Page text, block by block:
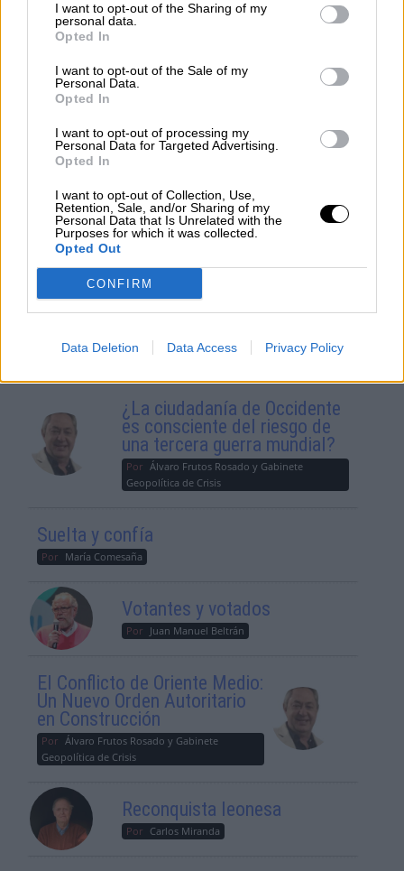
I want to opt-out of the Sharing of my
personal data.
Opted In
I want to opt-out of the Sale of my
Personal Data.
Opted In
I want to opt-out of processing my
Personal Data for Targeted Advertising.
Opted In
I want to opt-out of Collection, Use,
Retention, Sale, and/or Sharing of my
Personal Data that Is Unrelated with the
Purposes for which it was collected.
Opted Out
CONFIRM
Data Deletion Data Access Privacy Policy
Ayuso, en el punto de mira de la
Fiscalía Europea
OPINIONES DIVERSAS
¿La ciudadanía de Occidente
es consciente del riesgo de
una tercera guerra mundial?
Por Álvaro Frutos Rosado y Gabinete
Geopolítica de Crisis
Suelta y confía
Por María Comesaña
Votantes y votados
Por Juan Manuel Beltrán
El Conflicto de Oriente Medio:
Un Nuevo Orden Autoritario
en Construcción
Por Álvaro Frutos Rosado y Gabinete
Geopolítica de Crisis
Reconquista leonesa
Por Carlos Miranda